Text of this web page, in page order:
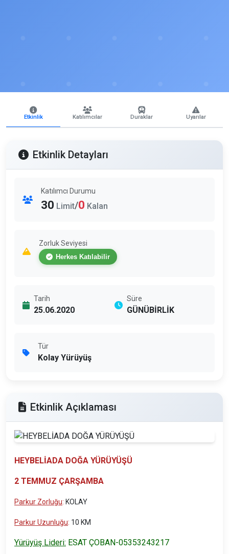
Etkinlik Katılımcılar Duraklar Uyarılar
Etkinlik Detayları
Katılımcı Durumu
30 Limit/0 Kalan
Zorluk Seviyesi
Herkes Katılabilir
Tarih
25.06.2020
Süre
GÜNÜBİRLİK
Tür
Kolay Yürüyüş
Etkinlik Açıklaması
HEYBELİADA DOĞA YÜRÜYÜŞÜ
2 TEMMUZ ÇARŞAMBA
Parkur Zorluğu: KOLAY
Parkur Uzunluğu: 10 KM
Yürüyüş Lideri: ESAT ÇOBAN-05353243217